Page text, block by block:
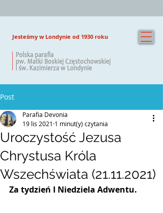
Jesteśmy w Londynie od 1930 roku
Post
Uroczystość Jezusa
Chrystusa Króla
Wszechświata (21.11.2021)
Parafia Devonia
19 lis 2021 1 minut(y) czytania
Za tydzień I Niedziela Adwentu.